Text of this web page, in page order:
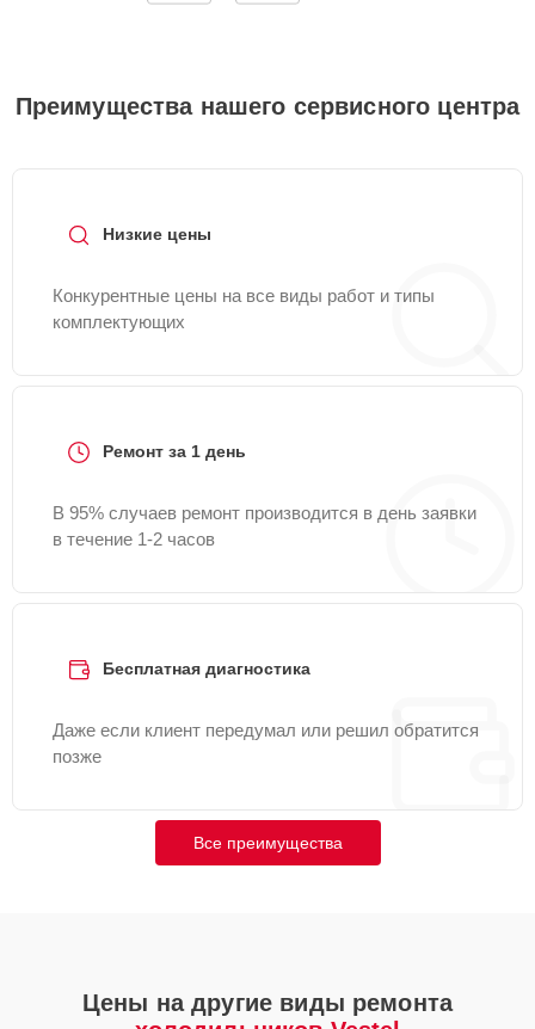
Преимущества нашего сервисного центра
Низкие цены
Конкурентные цены на все виды работ и типы
комплектующих
Ремонт за 1 день
В 95% случаев ремонт производится в день заявки
в течение 1-2 часов
Бесплатная диагностика
Даже если клиент передумал или решил обратится
позже
Все преимущества
Цены на другие виды ремонта